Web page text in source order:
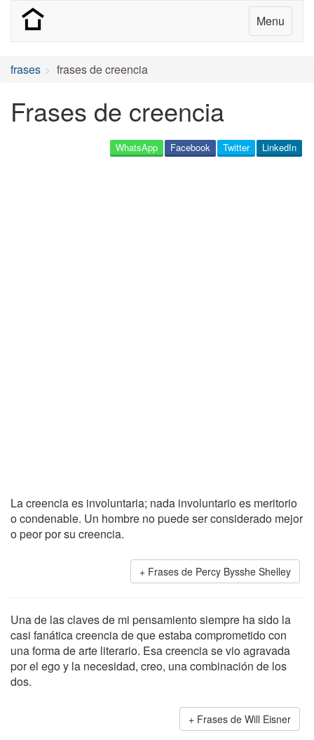
Menu
frases frases de creencia
Frases de creencia
LinkedIn
Twitter
Facebook
WhatsApp
La creencia es involuntaria; nada involuntario es meritorio
o condenable. Un hombre no puede ser considerado mejor
o peor por su creencia.
Frases de Percy Bysshe Shelley
Una de las claves de mi pensamiento siempre ha sido la
casi fanática creencia de que estaba comprometido con
una forma de arte literario. Esa creencia se vio agravada
por el ego y la necesidad, creo, una combinación de los
dos.
Frases de Will Eisner